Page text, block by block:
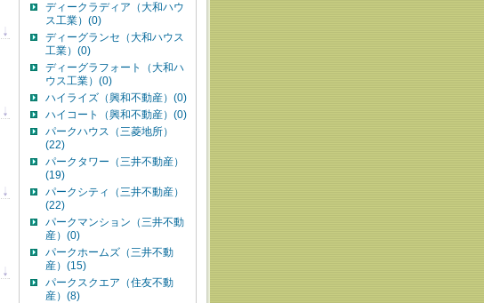
ディークラディア（大和ハウ
ス工業）(0)
ディーグランセ（大和ハウス
工業）(0)
ディーグラフォート（大和ハ
ウス工業）(0)
ハイライズ（興和不動産）(0)
ハイコート（興和不動産）(0)
パークハウス（三菱地所）
(22)
パークタワー（三井不動産）
(19)
パークシティ（三井不動産）
(22)
パークマンション（三井不動
産）(0)
パークホームズ（三井不動
産）(15)
パークスクエア（住友不動
産）(8)